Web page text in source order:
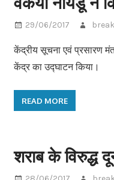
29/06/2017
केंद्रीय सूचना एवं प्रसारण
केंद्र का उद्घाटन किया।
READ MORE
शराब के विरुद्ध